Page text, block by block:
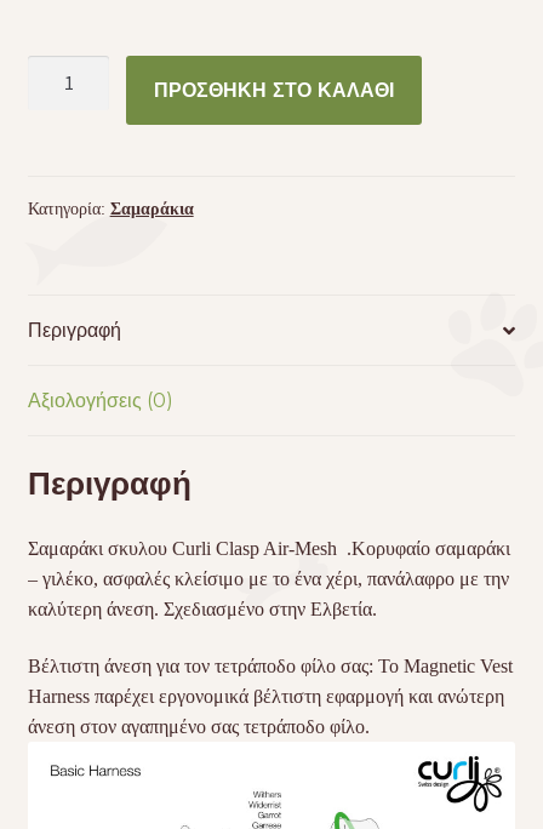
MESH
ΠΡΟΣΘΉΚΗ ΣΤΟ ΚΑΛΆΘΙ
Κατηγορία: Σαμαράκια
Περιγραφή
Αξιολογήσεις (0)
Περιγραφή
Σαμαράκι σκυλου Curli Clasp Air-Mesh .Κορυφαίο σαμαράκι
– γιλέκο, ασφαλές κλείσιμο με το ένα χέρι, πανάλαφρο με την
καλύτερη άνεση. Σχεδιασμένο στην Ελβετία.
Βέλτιστη άνεση για τον τετράποδο φίλο σας: Το Magnetic Vest
Harness παρέχει εργονομικά βέλτιστη εφαρμογή και ανώτερη
άνεση στον αγαπημένο σας τετράποδο φίλο.